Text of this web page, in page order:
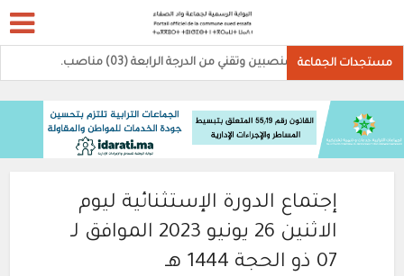
مستجدات الجماعة
وتقني من الدرجة الرابعة (03) مناصب.
إجتماع الدورة الإستثنائية ليوم
الاثنين 26 يونيو 2023 الموافق لـ
07 ذو الحجة 1444 هـ